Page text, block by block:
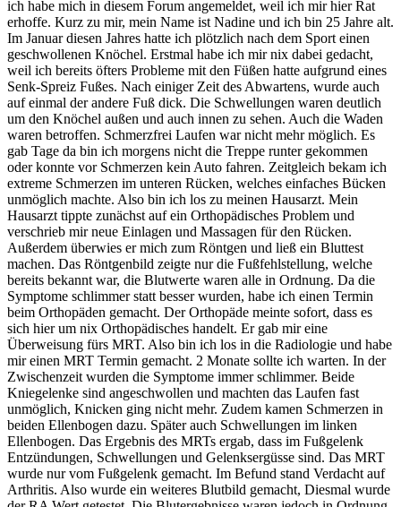
ich habe mich in diesem Forum angemeldet, weil ich mir hier Rat
erhoffe. Kurz zu mir, mein Name ist Nadine und ich bin 25 Jahre alt.
Im Januar diesen Jahres hatte ich plötzlich nach dem Sport einen
geschwollenen Knöchel. Erstmal habe ich mir nix dabei gedacht,
weil ich bereits öfters Probleme mit den Füßen hatte aufgrund eines
Senk-Spreiz Fußes. Nach einiger Zeit des Abwartens, wurde auch
auf einmal der andere Fuß dick. Die Schwellungen waren deutlich
um den Knöchel außen und auch innen zu sehen. Auch die Waden
waren betroffen. Schmerzfrei Laufen war nicht mehr möglich. Es
gab Tage da bin ich morgens nicht die Treppe runter gekommen
oder konnte vor Schmerzen kein Auto fahren. Zeitgleich bekam ich
extreme Schmerzen im unteren Rücken, welches einfaches Bücken
unmöglich machte. Also bin ich los zu meinen Hausarzt. Mein
Hausarzt tippte zunächst auf ein Orthopädisches Problem und
verschrieb mir neue Einlagen und Massagen für den Rücken.
Außerdem überwies er mich zum Röntgen und ließ ein Bluttest
machen. Das Röntgenbild zeigte nur die Fußfehlstellung, welche
bereits bekannt war, die Blutwerte waren alle in Ordnung. Da die
Symptome schlimmer statt besser wurden, habe ich einen Termin
beim Orthopäden gemacht. Der Orthopäde meinte sofort, dass es
sich hier um nix Orthopädisches handelt. Er gab mir eine
Überweisung fürs MRT. Also bin ich los in die Radiologie und habe
mir einen MRT Termin gemacht. 2 Monate sollte ich warten. In der
Zwischenzeit wurden die Symptome immer schlimmer. Beide
Kniegelenke sind angeschwollen und machten das Laufen fast
unmöglich, Knicken ging nicht mehr. Zudem kamen Schmerzen in
beiden Ellenbogen dazu. Später auch Schwellungen im linken
Ellenbogen. Das Ergebnis des MRTs ergab, dass im Fußgelenk
Entzündungen, Schwellungen und Gelenksergüsse sind. Das MRT
wurde nur vom Fußgelenk gemacht. Im Befund stand Verdacht auf
Arthritis. Also wurde ein weiteres Blutbild gemacht, Diesmal wurde